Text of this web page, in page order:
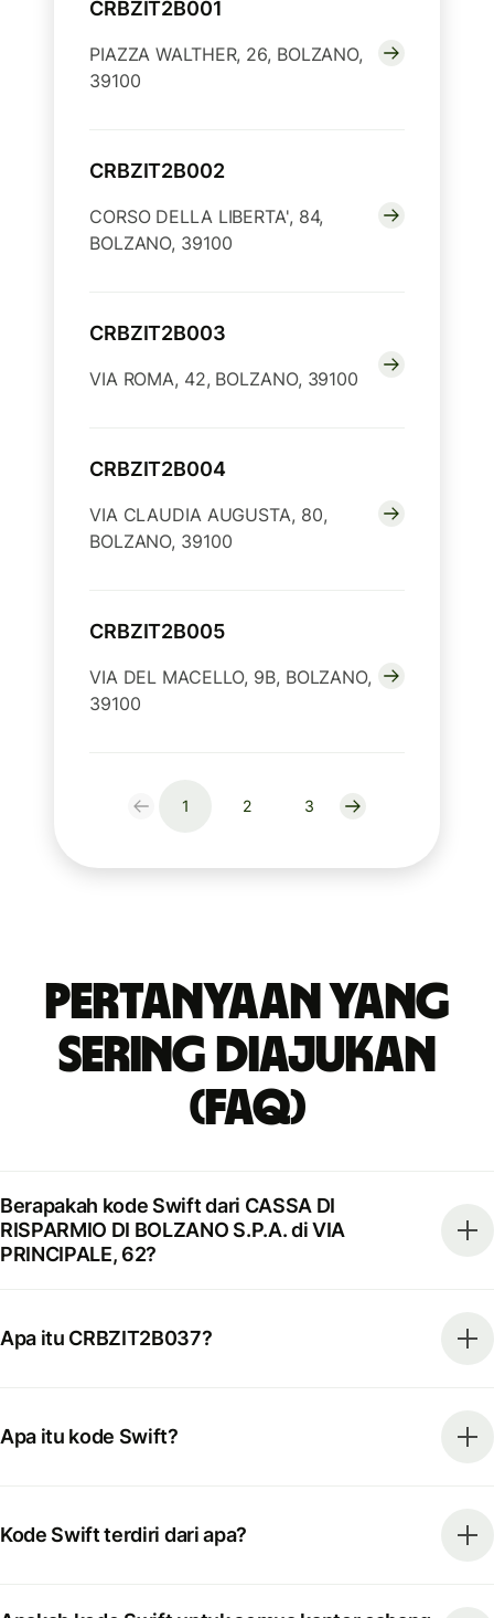
CRBZIT2B001
PIAZZA WALTHER, 26, BOLZANO,
39100
CRBZIT2B002
CORSO DELLA LIBERTA', 84,
BOLZANO, 39100
CRBZIT2B003
VIA ROMA, 42, BOLZANO, 39100
CRBZIT2B004
VIA CLAUDIA AUGUSTA, 80,
BOLZANO, 39100
CRBZIT2B005
VIA DEL MACELLO, 9B, BOLZANO,
39100
1 2 3
Pertanyaan yang
Sering Diajukan
(FAQ)
Berapakah kode Swift dari CASSA DI
RISPARMIO DI BOLZANO S.P.A. di VIA
PRINCIPALE, 62?
Apa itu CRBZIT2B037?
Apa itu kode Swift?
Kode Swift terdiri dari apa?